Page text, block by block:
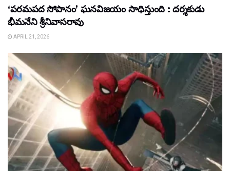
‘పరమపద సోపానం’ ఘనవిజయం సాధిస్తుంది : దర్శకుడు
భీమనేని శ్రీనివాసరావు
APRIL 21, 2026